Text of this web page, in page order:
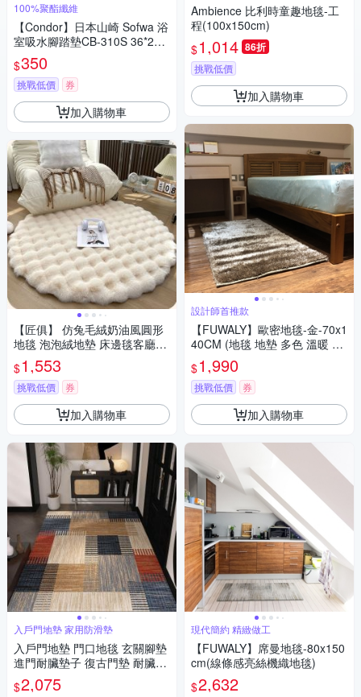
100%聚酯纖維
【Condor】日本山崎 Sofwa 浴
室吸水腳踏墊CB-310S 36*20C
M 抗菌/防滑/吸水墊/地毯/地墊/
踏墊
$350
挑戰低價 券
加入購物車
【匠俱】 仿兔毛絨奶油風圓形
地毯 泡泡絨地墊 床邊毯客廳墊
防濕防滑 100*100cm
$1,553
挑戰低價 券
加入購物車
入戶門地墊 家用防滑墊
入戶門地墊 門口地毯 玄關腳墊
進門耐臟墊子 復古門墊 耐臟家
用防滑墊 客廳地毯
$2,075
Ambience 比利時童趣地毯-工
程(100x150cm)
$1,014 86折
挑戰低價
加入購物車
設計師首推款
【FUWALY】歐密地毯-金-70x1
40CM (地毯 地墊 多色 溫暖 素
色 長毛 生活美學)
$1,990
挑戰低價 券
加入購物車
現代簡約 精緻做工
【FUWALY】席曼地毯-80x150
cm(線條感亮絲機織地毯)
$2,632